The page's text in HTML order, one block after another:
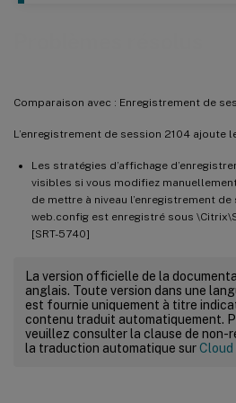
Comparaison avec : Enregistrement de
L’enregistrement de session 2104 ajoute
Les stratégies d’affichage
visibles si vous modifiez
de mettre à niveau l’enregistrement
web.config est enregistré sous
[SRT-5740]
La version officielle de la
anglais. Toute version dans une
est fournie uniquement à titre
contenu traduit automatiquement.
veuillez consulter la clause de non-
la traduction automatique surCloud